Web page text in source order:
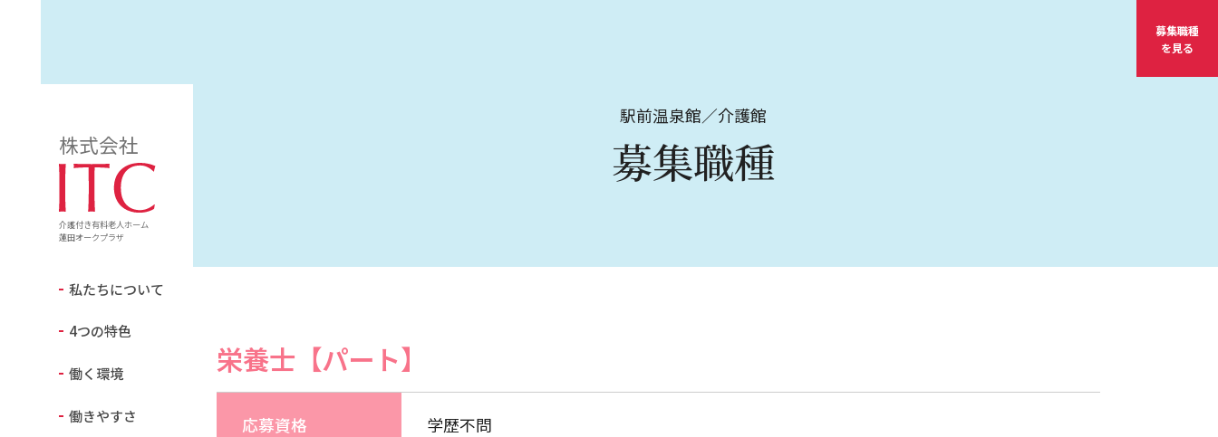
株式会社
介護付き有料老人ホーム
蓮田オークプラザ
私たちについて
4つの特色
働く環境
働きやすさ
募集職種
を見る
駅前温泉館／介護館
募集職種
栄養士【パート】
応募資格
学歴不問